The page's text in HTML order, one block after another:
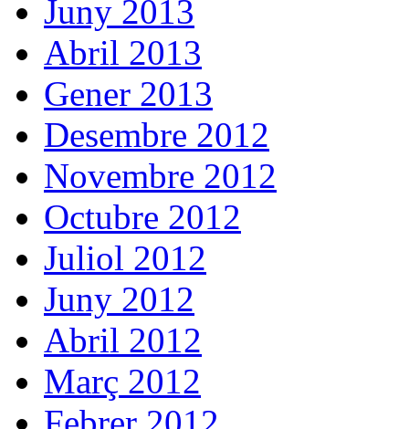
Juny 2013
Abril 2013
Gener 2013
Desembre 2012
Novembre 2012
Octubre 2012
Juliol 2012
Juny 2012
Abril 2012
Març 2012